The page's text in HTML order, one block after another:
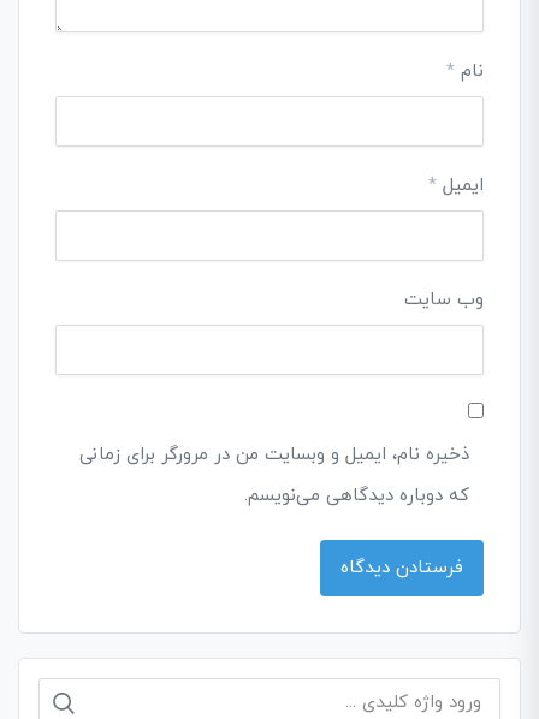
نام *
ایمیل *
وب‌ سایت
ذخیره نام، ایمیل و وبسایت من در مرورگر برای زمانی
که دوباره دیدگاهی می‌نویسم.
جستجو